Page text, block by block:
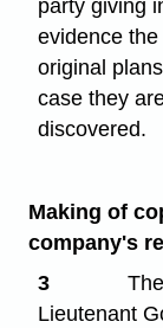
party giving
evidence the
original
case they
discovered.
Making of
company's
3
The
Lieutenant